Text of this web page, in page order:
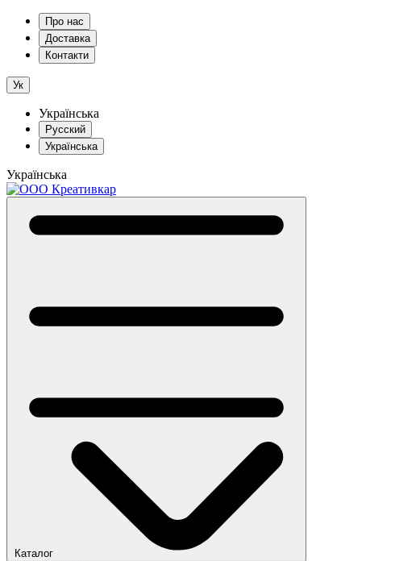
Про нас
Доставка
Контакти
Ук
Українська
Русский
Українська
Українська
Каталог